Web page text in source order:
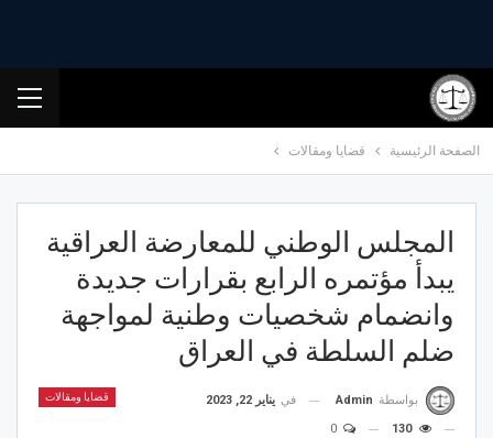
الصفحة الرئيسية قضايا ومقالات
المجلس الوطني للمعارضة العراقية
يبدأ مؤتمره الرابع بقرارات جديدة
وانضمام شخصيات وطنية لمواجهة
ضلم السلطة في العراق
قضايا ومقالات بواسطة Admin في يناير 22, 2023
130